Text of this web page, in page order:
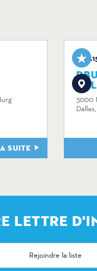
SUITE
3000
LETTRE